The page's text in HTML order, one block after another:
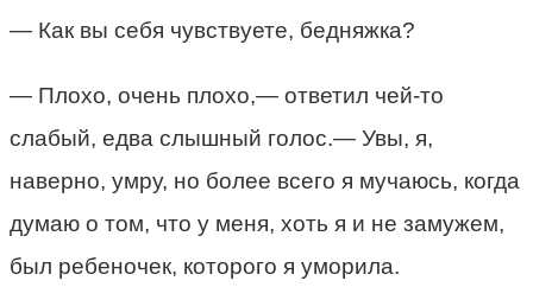
— Как вы себя чувствуете, бедняжка?
— Плохо, очень плохо,— ответил чей-то
слабый, едва слышный голос.— Увы, я,
наверно, умру, но более всего я мучаюсь, когда
думаю о том, что у меня, хоть я и не замужем,
был ребеночек, которого я уморила.